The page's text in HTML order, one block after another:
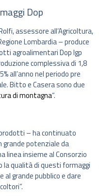
Dop
assessore all’Agricoltura,
Lombardia – produce
agroalimentari Dop Igp
complessiva di 1,8
all’anno nel periodo pre
Bitto e Casera sono due
di montagna“.
– ha continuato
grande potenziale da
linea insieme al Consorzio
la qualità di questi formaggi
al grande pubblico e dare